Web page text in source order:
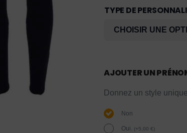
TYPE DE
AJOUTER UN
Donnez un style
Non
Oui. (+5,00 €)